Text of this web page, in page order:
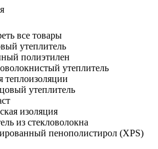
все товары
утеплитель
полиэтилен
утеплитель
теплоизоляции
утеплитель
изоляция
из стекловолокна
пенополистирол (XPS)